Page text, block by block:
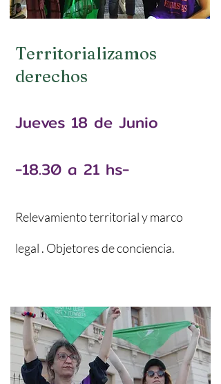
Territorializamos
derechos
Jueves 18 de Junio
-18.30 a 21 hs-
Relevamiento territorial y marco
legal . Objetores de conciencia.